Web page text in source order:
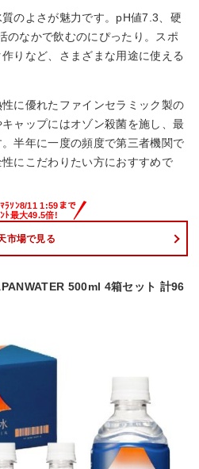
のよさが魅力です。pH値7.3、硬
のなかで飲むのにぴったり。スポ
りなど、さまざまな用途に使える
に優れたファインセラミック製の
ャップにはオゾン殺菌を施し、最
半年に一度の頻度で第三者機関で
にこだわりたい方におすすめで
市場で見る
500ml 4箱セット 計96